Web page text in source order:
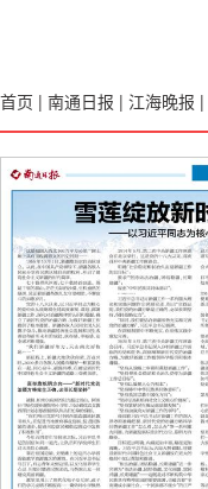
首页 | 南通日报 | 江海晚报 |